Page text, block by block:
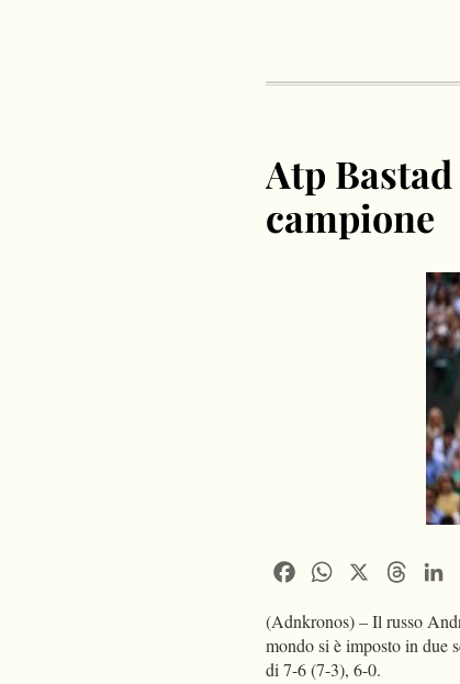
Atp
campione
FacebookWhatsApp
(Adnkronos) – Il russo
mondo si è imposto in due
di 7-6 (7-3), 6-0.